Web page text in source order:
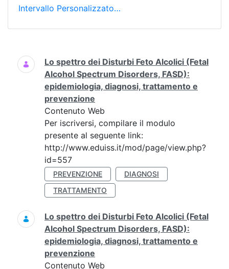
Intervallo Personalizzato…
Ricerca
Lo spettro dei Disturbi Feto Alcolici (Fetal
Alcohol Spectrum Disorders, FASD):
epidemiologia, diagnosi, trattamento e
prevenzione
Contenuto Web
Per iscriversi, compilare il modulo
presente al seguente link:
http://www.eduiss.it/mod/page/view.php?
id=557
PREVENZIONE
DIAGNOSI
TRATTAMENTO
Lo spettro dei Disturbi Feto Alcolici (Fetal
Alcohol Spectrum Disorders, FASD):
epidemiologia, diagnosi, trattamento e
prevenzione
Contenuto Web